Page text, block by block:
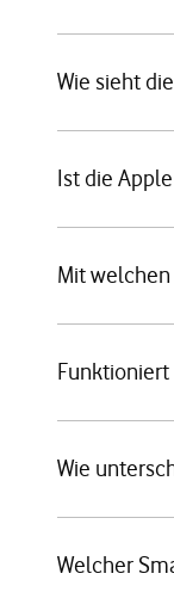
Wie sieht
Ist die
Mit
Funktioniert
Wie
Welcher